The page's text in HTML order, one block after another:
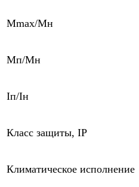
Mmax/Mн
Мп/Мн
Iп/Iн
Класс защиты, IP
Климатическое исполнение